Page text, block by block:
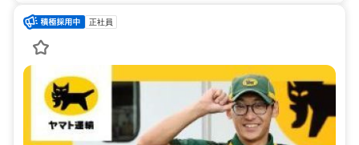
正社員